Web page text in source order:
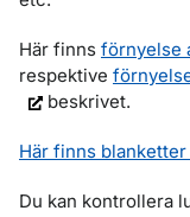
Här finns förnyelse
respektive
beskrivet.
Här finns
Du kan kontrollera